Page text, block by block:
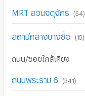
MRT สวนจตุจักร (64 )
สถานีกลางบางซื่อ (15)
ถนน/ซอยใกล้เคียง
ถนนพระราม 6 (341)